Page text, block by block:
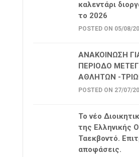
καλεντάρι
το 2026
POSTED ON 05/08/
ΑΝΑΚΟΙΝΩΣΗ
ΠΕΡΙΟΔΟ
ΑΘΛΗΤΩΝ -
POSTED ON 27/07/
Το νέο
της Ελληνικής
Ταεκβοντό.
αποφάσεις.